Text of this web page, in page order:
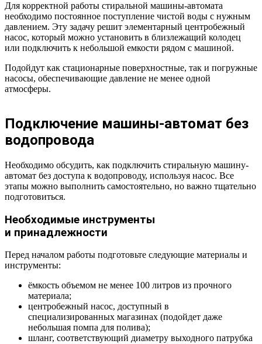
Для корректной работы стиральной машины-автомата
необходимо постоянное поступление чистой воды с нужным
давлением. Эту задачу решит элементарный центробежный
насос, который можно установить в близлежащий колодец
или подключить к небольшой емкости рядом с машиной.
Подойдут как стационарные поверхностные, так и погружные
насосы, обеспечивающие давление не менее одной
атмосферы.
Подключение машины-автомат без
водопровода
Необходимо обсудить, как подключить стиральную машину-
автомат без доступа к водопроводу, используя насос. Все
этапы можно выполнить самостоятельно, но важно тщательно
подготовиться.
Необходимые инструменты
и принадлежности
Перед началом работы подготовьте следующие материалы и
инструменты:
ёмкость объемом не менее 100 литров из прочного
материала;
центробежный насос, доступный в
специализированных магазинах (подойдет даже
небольшая помпа для полива);
шланг, соответствующий диаметру выходного патрубка